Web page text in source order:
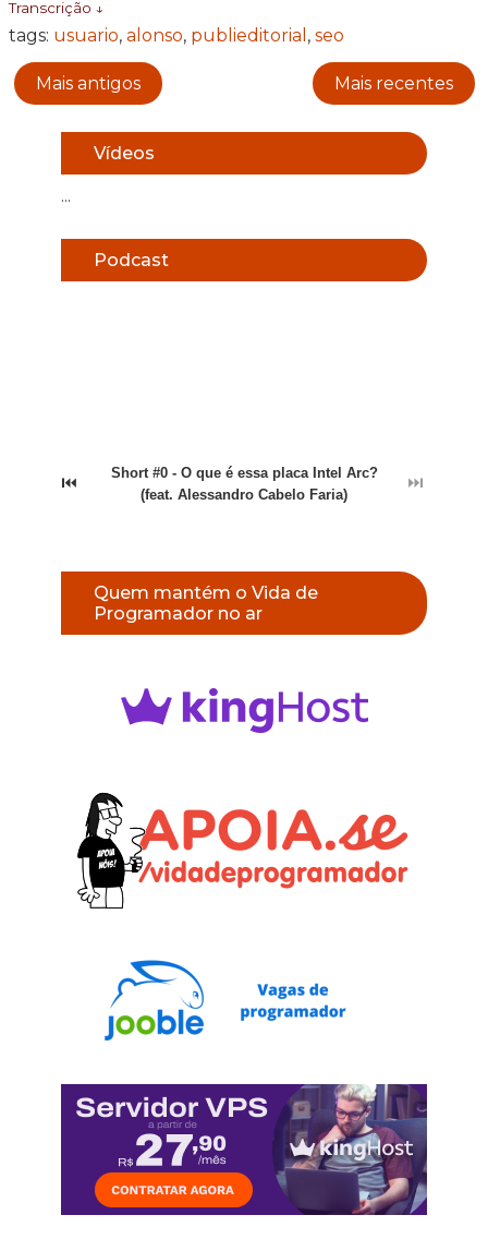
Transcrição ↓
tags: usuario, alonso, publieditorial , seo
Mais antigos Mais recentes
Vídeos
...
Podcast
⏮
Short #0 - O que é essa placa Intel Arc?
(feat. Alessandro Cabelo Faria)
⏭
Quem mantém o Vida de
Programador no ar